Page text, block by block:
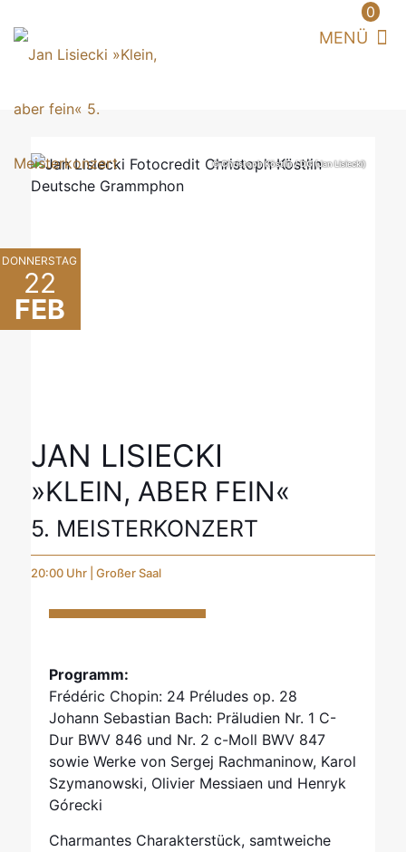
0
DONNERSTAG
22
FEB
© Christoph Köstlin / DG (Jan Lisiecki)
JAN LISIECKI
»KLEIN, ABER FEIN«
5. MEISTERKONZERT
20:00 Uhr | Großer Saal
Programm:
Frédéric Chopin: 24 Préludes op. 28
Johann Sebastian Bach: Präludien Nr. 1 C-
Dur BWV 846 und Nr. 2 c-Moll BWV 847
sowie Werke von Sergej Rachmaninow, Karol
Szymanowski, Olivier Messiaen und Henryk
Górecki
Charmantes Charakterstück, samtweiche